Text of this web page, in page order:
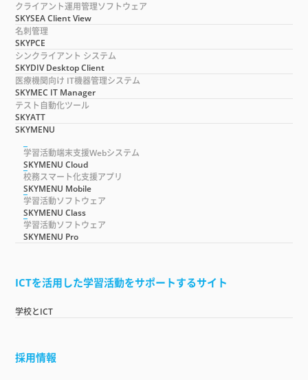
クライアント運用管理ソフトウェア
SKYSEA Client View
名刺管理
SKYPCE
シンクライアント システム
SKYDIV Desktop Client
医療機関向け IT機器管理システム
SKYMEC IT Manager
テスト自動化ツール
SKYATT
SKYMENU
学習活動端末支援Webシステム
SKYMENU Cloud
校務スマート化支援アプリ
SKYMENU Mobile
学習活動ソフトウェア
SKYMENU Class
学習活動ソフトウェア
SKYMENU Pro
ICTを活用した学習活動をサポートするサイト
学校とICT
採用情報